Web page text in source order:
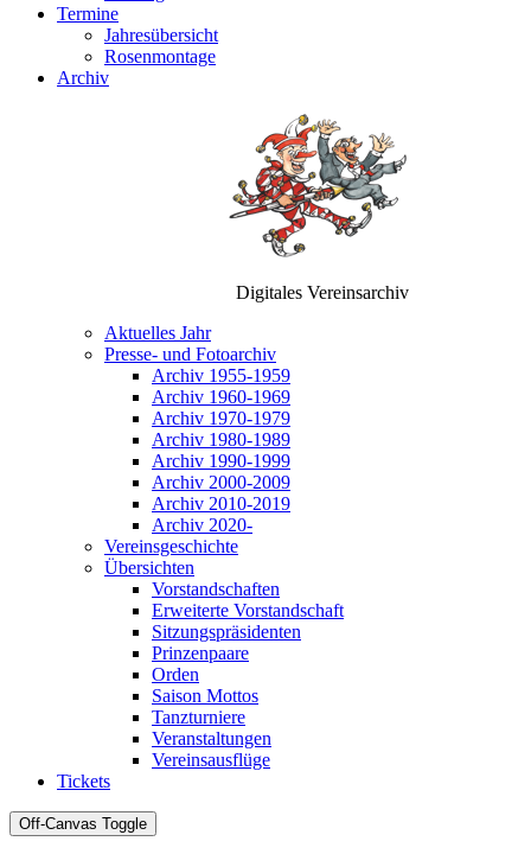
Termine
Jahresübersicht
Rosenmontage
Archiv
Digitales Vereinsarchiv
Aktuelles Jahr
Presse- und Fotoarchiv
Archiv 1955-1959
Archiv 1960-1969
Archiv 1970-1979
Archiv 1980-1989
Archiv 1990-1999
Archiv 2000-2009
Archiv 2010-2019
Archiv 2020-
Vereinsgeschichte
Übersichten
Vorstandschaften
Erweiterte Vorstandschaft
Sitzungspräsidenten
Prinzenpaare
Orden
Saison Mottos
Tanzturniere
Veranstaltungen
Vereinsausflüge
Tickets
Off-Canvas Toggle